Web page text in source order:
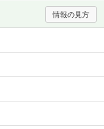
情報の見方